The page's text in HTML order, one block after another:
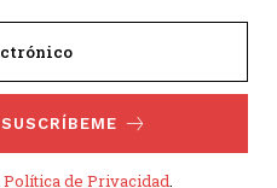
SUSCRÍBEME
Política de Privacidad.